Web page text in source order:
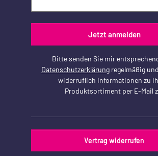
Jetzt anmelden
Bitte senden Sie mir
Datenschutzerklärung regelmäßig
widerruflich Informationen zu
Produktsortiment per E-Mail
Vertrag widerrufen